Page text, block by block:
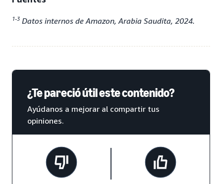
1-3 Datos internos de Amazon, Arabia Saudita, 2024.
¿Te pareció útil este contenido?
Ayúdanos a mejorar al compartir tus
opiniones.